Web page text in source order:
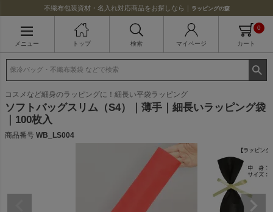
不織布包装資材・名入れ対応商品をお探しなら｜ ラッピングの森
メニュー トップ 検索 マイページ カート
0
コスメなど細身のラッピングに！細長い平袋ラッピング
ソフトバッグスリム（S4）｜薄手｜細長いラッピング袋
｜100枚入
商品番号 WB_LS004